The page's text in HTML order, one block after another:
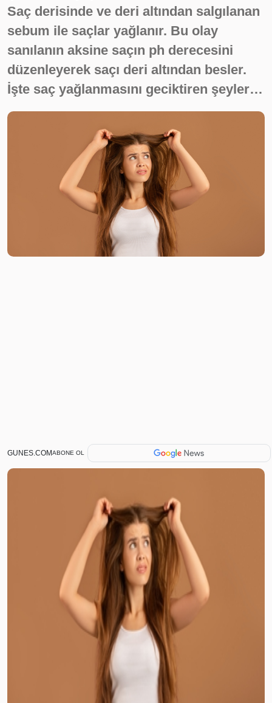
Saç derisinde ve deri altından salgılanan
sebum ile saçlar yağlanır. Bu olay
sanılanın aksine saçın ph derecesini
düzenleyerek saçı deri altından besler.
İşte saç yağlanmasını geciktiren şeyler…
GUNES.COMABONE OL